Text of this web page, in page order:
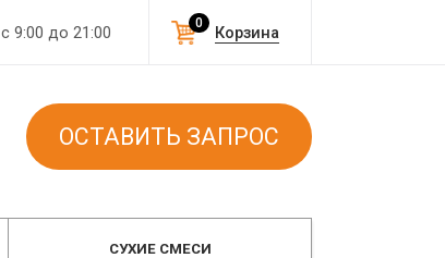
с 9:00 до 21:00 Корзина
0
ОСТАВИТЬ ЗАПРОС
СУХИЕ СМЕСИ